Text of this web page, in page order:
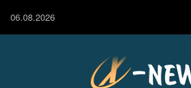
06.08.2026